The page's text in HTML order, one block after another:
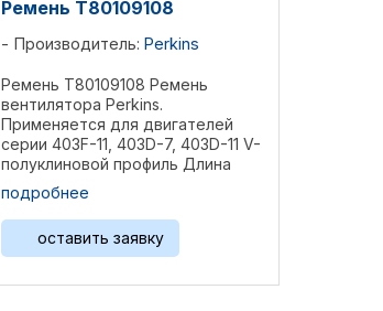
Ремень T80109108
Производитель: Perkins
Ремень T80109108 Ремень
вентилятора Perkins.
Применяется для двигателей
серии 403F-11, 403D-7, 403D-11 V-
полуклиновой профиль Длина
775 мм; ширина 10 мм Вес 0,072
...
подробнее
оставить заявку